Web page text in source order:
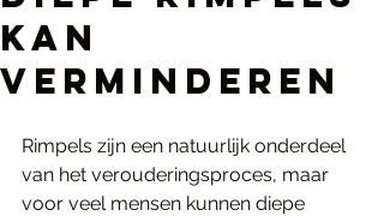
Kan
Verminderen
Rimpels zijn een natuurlijk onderdeel
van het verouderingsproces, maar
voor veel mensen kunnen diepe